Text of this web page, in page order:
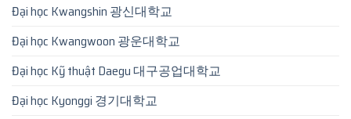
Đại học Kwangshin 광신대학교
Đại học Kwangwoon 광운대학교
Đại học Kỹ thuật Daegu 대구공업대학교
Đại học Kyonggi 경기대학교